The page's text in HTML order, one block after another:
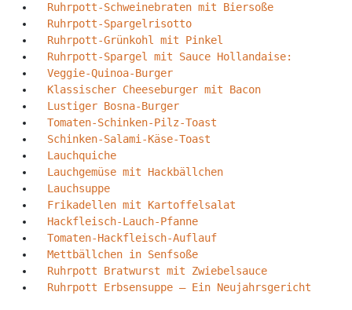
Ruhrpott-Schweinebraten mit Biersoße
Ruhrpott-Spargelrisotto
Ruhrpott-Grünkohl mit Pinkel
Ruhrpott-Spargel mit Sauce Hollandaise:
Veggie-Quinoa-Burger
Klassischer Cheeseburger mit Bacon
Lustiger Bosna-Burger
Tomaten-Schinken-Pilz-Toast
Schinken-Salami-Käse-Toast
Lauchquiche
Lauchgemüse mit Hackbällchen
Lauchsuppe
Frikadellen mit Kartoffelsalat
Hackfleisch-Lauch-Pfanne
Tomaten-Hackfleisch-Auflauf
Mettbällchen in Senfsoße
Ruhrpott Bratwurst mit Zwiebelsauce
Ruhrpott Erbsensuppe – Ein Neujahrsgericht